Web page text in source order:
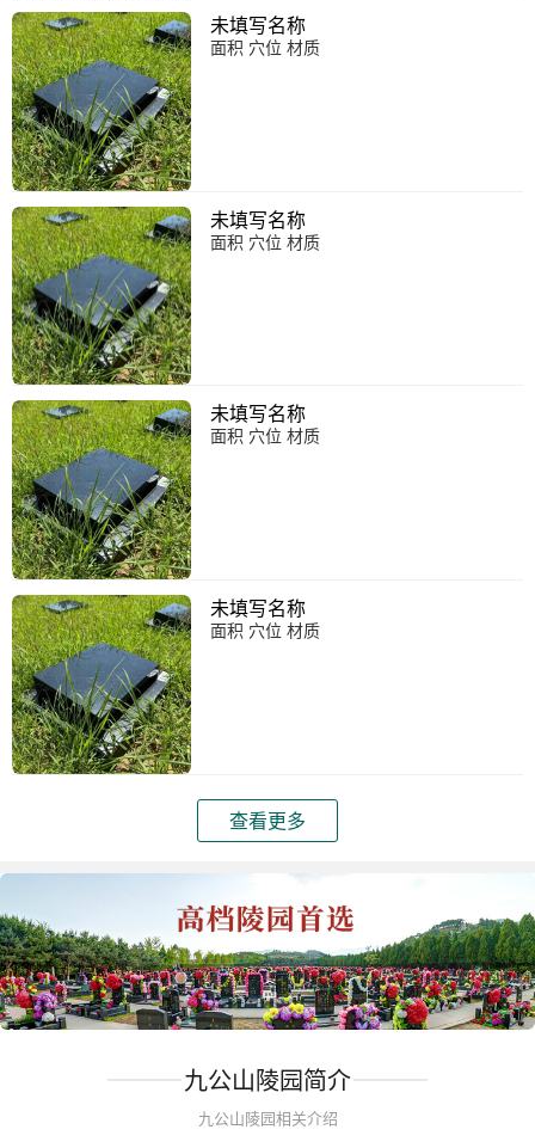
未填写名称
面积 穴位 材质
未填写名称
面积 穴位 材质
未填写名称
面积 穴位 材质
未填写名称
面积 穴位 材质
查看更多
九公山陵园简介
九公山陵园相关介绍